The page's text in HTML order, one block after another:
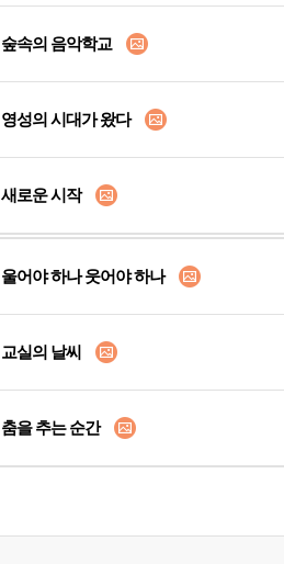
숲속의 음악학교
영성의 시대가 왔다
새로운 시작
울어야 하나 웃어야 하나
교실의 날씨
춤을 추는 순간